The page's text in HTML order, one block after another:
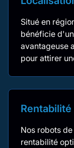
Situé en
bénéficie
avantageuse
pour attirer
Nos robots
rentabilité